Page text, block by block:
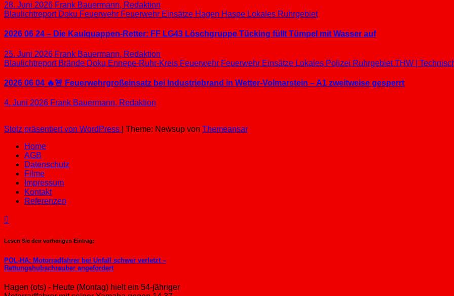
28. Juni 2026 Frank Bauermann, Redaktion
Blaulichtreport Doku Feuerwehr Feuerwehr Einsätze Hagen Haspe Lokales Ruhrgebiet
2026 06 24 – Die Kaulquappen-Retter: FF LG43 Löschgruppe Tücking füllt Tümpel mit Wasser auf
25. Juni 2026 Frank Bauermann, Redaktion
Blaulichtreport Brände Doku Ennepe-Ruhr-Kreis Feuerwehr Feuerwehr Einsätze Lokales Polizei RuhrgebietTHW |
2026 06 04 🔥🚨 Feuerwehrgroßeinsatz bei Industriebrand in Wetter-Volmarstein – A1 zweitweise gesperrt
4. Juni 2026 Frank Bauermann, Redaktion
Stolz präsentiert von WordPress Theme: Newsup von Themeansar
Home
AGB
Datenschutz
Filme
Impressum
Kontakt
Referenzen
Lesen Sie den vorherigen Eintrag:
POL-HA: Motorradfahrer bei Unfall schwer verletzt –
Rettungshubschrauber angefordert
Hagen (ots) - Heute (Montag) hielt ein 54-jähriger